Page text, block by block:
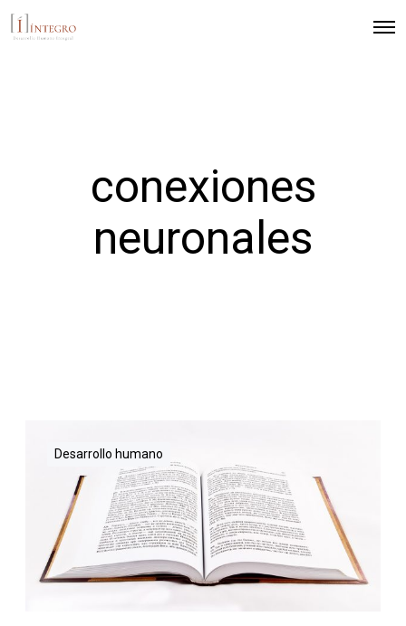
conexiones
neuronales
Desarrollo humano